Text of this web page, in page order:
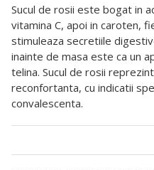
Sucul de rosii este bogat in
vitamina C, apoi in caroten,
stimuleaza secretiile
inainte de masa este ca un
telina. Sucul de rosii
reconfortanta, cu indicatii
convalescenta.